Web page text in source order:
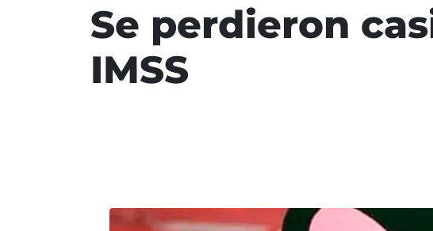
Se perdieron
IMSS